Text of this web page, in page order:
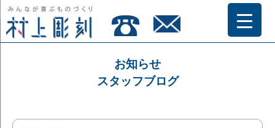
お知らせ
スタッフブログ